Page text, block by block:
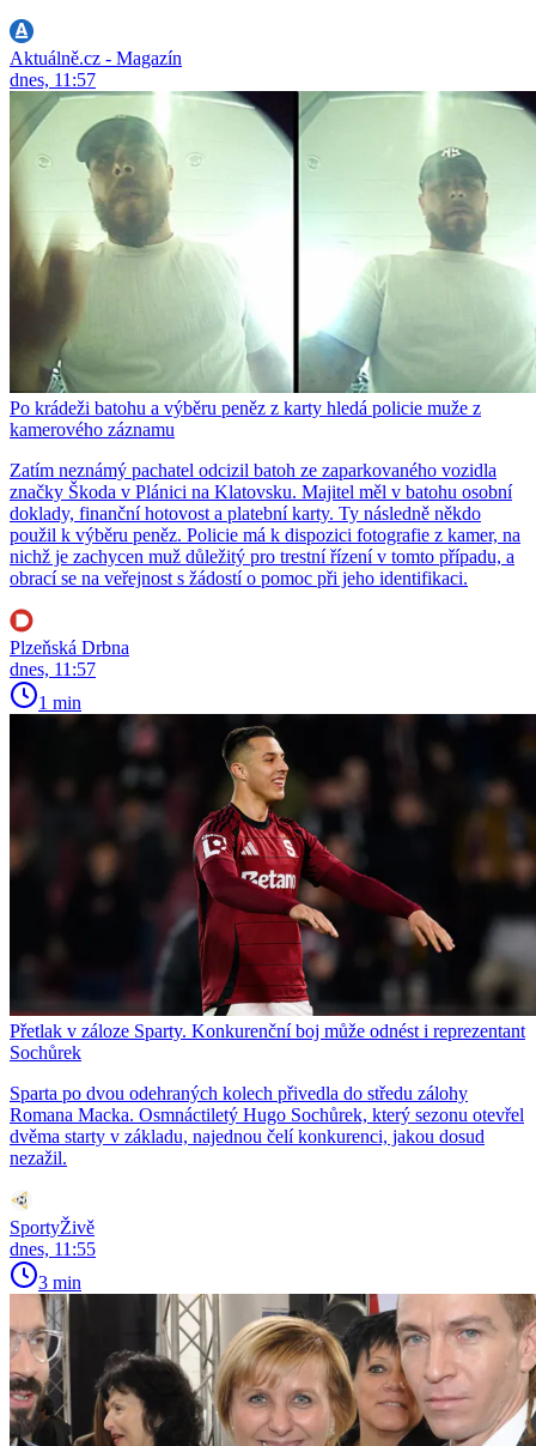
Aktuálně.cz - Magazín
dnes, 11:57
Po krádeži batohu a výběru peněz z karty hledá policie muže z
kamerového záznamu
Zatím neznámý pachatel odcizil batoh ze zaparkovaného vozidla
značky Škoda v Plánici na Klatovsku. Majitel měl v batohu osobní
doklady, finanční hotovost a platební karty. Ty následně někdo
použil k výběru peněz. Policie má k dispozici fotografie z kamer, na
nichž je zachycen muž důležitý pro trestní řízení v tomto případu, a
obrací se na veřejnost s žádostí o pomoc při jeho identifikaci.
Plzeňská Drbna
dnes, 11:57
1 min
Přetlak v záloze Sparty. Konkurenční boj může odnést i reprezentant
Sochůrek
Sparta po dvou odehraných kolech přivedla do středu zálohy
Romana Macka. Osmnáctiletý Hugo Sochůrek, který sezonu otevřel
dvěma starty v základu, najednou čelí konkurenci, jakou dosud
nezažil.
SportyŽivě
dnes, 11:55
3 min